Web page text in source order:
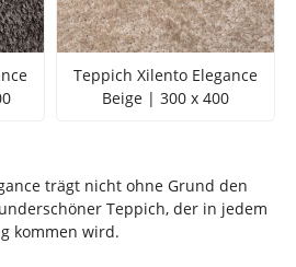
Teppich Xilento Elegance
Beige | 300 x 400
trägt nicht ohne Grund den
Teppich, der in jedem
kommen wird.